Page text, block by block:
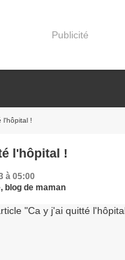
Publicité
l'hôpital !
l'hôpital !
à 05:00
blog de maman